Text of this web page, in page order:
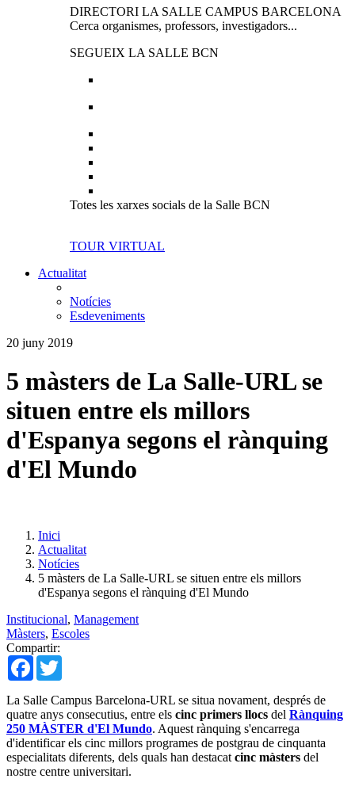
DIRECTORI LA SALLE CAMPUS BARCELONA
Cerca organismes, professors, investigadors...
SEGUEIX LA SALLE BCN
Totes les xarxes socials de la Salle BCN
TOUR VIRTUAL
Actualitat
Notícies
Esdeveniments
20 juny 2019
5 màsters de La Salle-URL se
situen entre els millors
d'Espanya segons el rànquing
d'El Mundo
Inici
Actualitat
Notícies
5 màsters de La Salle-URL se situen entre els millors
d'Espanya segons el rànquing d'El Mundo
Institucional, Management
Màsters, Escoles
Compartir:
Facebook
La Salle Campus Barcelona-URL se situa novament, després de
quatre anys consecutius, entre els cinc primers llocs del Rànquing
250 MÀSTER d'El Mundo. Aquest rànquing s'encarrega
d'identificar els cinc millors programes de postgrau de cinquanta
especialitats diferents, dels quals han destacat cinc màsters del
nostre centre universitari.